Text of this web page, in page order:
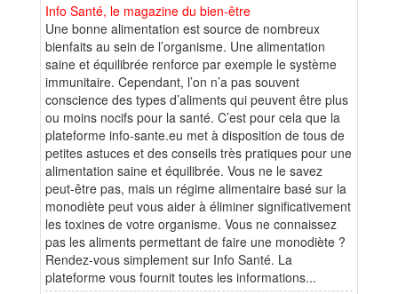
Info Santé, le magazine du bien-être
Une bonne alimentation est source de nombreux
bienfaits au sein de l’organisme. Une alimentation
saine et équilibrée renforce par exemple le système
immunitaire. Cependant, l’on n’a pas souvent
conscience des types d’aliments qui peuvent être plus
ou moins nocifs pour la santé. C’est pour cela que la
plateforme info-sante.eu met à disposition de tous de
petites astuces et des conseils très pratiques pour une
alimentation saine et équilibrée. Vous ne le savez
peut-être pas, mais un régime alimentaire basé sur la
monodiète peut vous aider à éliminer significativement
les toxines de votre organisme. Vous ne connaissez
pas les aliments permettant de faire une monodiète ?
Rendez-vous simplement sur Info Santé. La
plateforme vous fournit toutes les informations...